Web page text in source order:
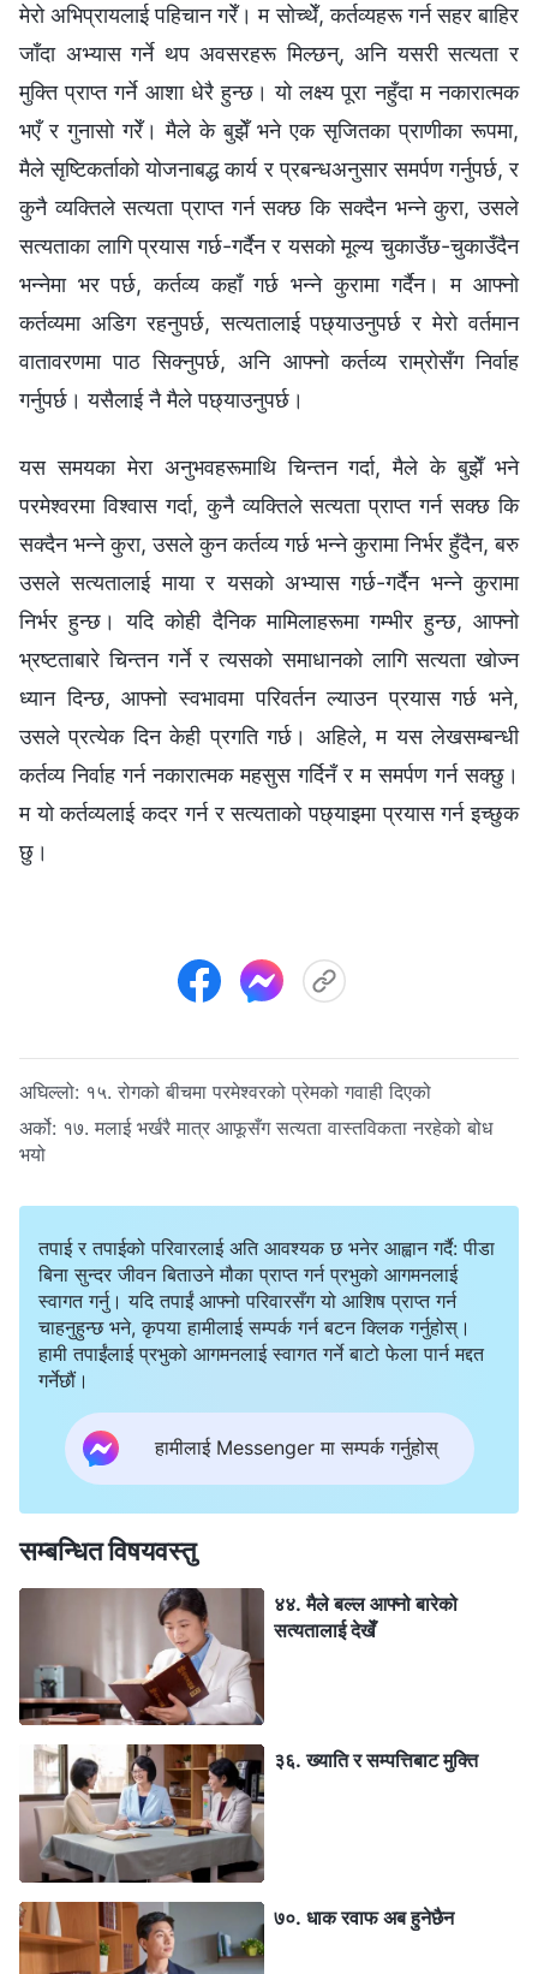
मेरो अभिप्रायलाई पहिचान गरेँ। म सोच्थेँ, कर्तव्यहरू गर्न सहर बाहिर
जाँदा अभ्यास गर्ने थप अवसरहरू मिल्छन्, अनि यसरी सत्यता र
मुक्ति प्राप्त गर्ने आशा धेरै हुन्छ। यो लक्ष्य पूरा नहुँदा म नकारात्मक
भएँ र गुनासो गरेँ। मैले के बुझेँ भने एक सृजितका प्राणीका रूपमा,
मैले सृष्टिकर्ताको योजनाबद्ध कार्य र प्रबन्धअनुसार समर्पण गर्नुपर्छ, र
कुनै व्यक्तिले सत्यता प्राप्त गर्न सक्छ कि सक्दैन भन्‍ने कुरा, उसले
सत्यताका लागि प्रयास गर्छ-गर्दैन र यसको मूल्य चुकाउँछ-चुकाउँदैन
भन्‍नेमा भर पर्छ, कर्तव्य कहाँ गर्छ भन्‍ने कुरामा गर्दैन। म आफ्नो
कर्तव्यमा अडिग रहनुपर्छ, सत्यतालाई पछ्याउनुपर्छ र मेरो वर्तमान
वातावरणमा पाठ सिक्नुपर्छ, अनि आफ्नो कर्तव्य राम्रोसँग निर्वाह
गर्नुपर्छ। यसैलाई नै मैले पछ्याउनुपर्छ।
यस समयका मेरा अनुभवहरूमाथि चिन्तन गर्दा, मैले के बुझेँ भने
परमेश्‍वरमा विश्‍वास गर्दा, कुनै व्यक्तिले सत्यता प्राप्त गर्न सक्छ कि
सक्दैन भन्‍ने कुरा, उसले कुन कर्तव्य गर्छ भन्‍ने कुरामा निर्भर हुँदैन, बरु
उसले सत्यतालाई माया र यसको अभ्यास गर्छ-गर्दैन भन्‍ने कुरामा
निर्भर हुन्छ। यदि कोही दैनिक मामिलाहरूमा गम्भीर हुन्छ, आफ्नो
भ्रष्टताबारे चिन्तन गर्ने र त्यसको समाधानको लागि सत्यता खोज्न
ध्यान दिन्छ, आफ्नो स्वभावमा परिवर्तन ल्याउन प्रयास गर्छ भने,
उसले प्रत्येक दिन केही प्रगति गर्छ। अहिले, म यस लेखसम्बन्धी
कर्तव्य निर्वाह गर्न नकारात्मक महसुस गर्दिनँ र म समर्पण गर्न सक्छु।
म यो कर्तव्यलाई कदर गर्न र सत्यताको पछ्याइमा प्रयास गर्न इच्छुक
छु।
अघिल्लो: १५. रोगको बीचमा परमेश्‍वरको प्रेमको गवाही दिएको
अर्को: १७. मलाई भर्खरै मात्र आफूसँग सत्यता वास्तविकता नरहेको बोध
भयो
तपाई र तपाईको परिवारलाई अति आवश्यक छ भनेर आह्वान गर्दै: पीडा
बिना सुन्दर जीवन बिताउने मौका प्राप्त गर्न प्रभुको आगमनलाई
स्वागत गर्नु। यदि तपाईं आफ्नो परिवारसँग यो आशिष प्राप्त गर्न
चाहनुहुन्छ भने, कृपया हामीलाई सम्पर्क गर्न बटन क्लिक गर्नुहोस्।
हामी तपाईंलाई प्रभुको आगमनलाई स्वागत गर्ने बाटो फेला पार्न मद्दत
गर्नेछौं।
हामीलाई Messenger मा सम्पर्क गर्नुहोस्
सम्बन्धित विषयवस्तु
४४. मैले बल्‍ल आफ्‍नो बारेको
सत्यतालाई देखेँ
३६. ख्याति र सम्पत्तिबाट मुक्ति
७०. धाक रवाफ अब हुनेछैन